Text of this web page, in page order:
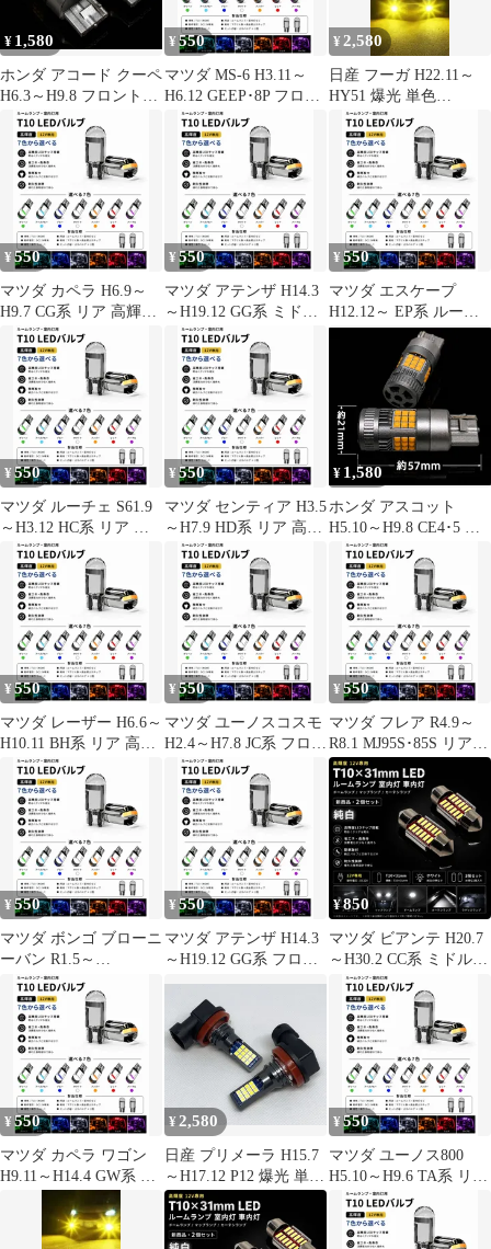
け 新品 送料込み Bタイ
プ
¥ 1,580
ホンダ アコード クーペ
H6.3～H9.8 フロント
CD7･8 爆光 T20 シング
ル/T20ピンチ部違い兼
用 アンバー LED ウイ
ンカー 冷却ファン搭載
ハイフラ防止抵抗内蔵
2個セット 車検対応
¥550
マツダ MS-6 H3.11～
H6.12 GEEP･8P フロン
ト 高輝度 T10 LED バ
ルブ 12V COBチップ搭
載 7色選択可 ルームラ
ンプ 室内灯 用 2個SET
新品
¥ 2,580
日産 フーガ H22.11～
HY51 爆光 単色
H8/H11/H16 LED フォ
グランプ バルブ 球 2個
SET 特注ハイパワー
LEDチップ搭載 ポン付
け 新品 送料込み Bタイ
¥550
マツダ カペラ H6.9～
H9.7 CG系 リア 高輝度
T10 LED バルブ 12V
COBチップ搭載 7色選
択可 ルームランプ 室内
灯 用 2個SET 新品
¥550
マツダ アテンザ H14.3
～H19.12 GG系 ミドル
高輝度 T10 LED バルブ
12V COBチップ搭載 7
色選択可 ルームランプ
室内灯 用 2個SET 新品
¥550
マツダ エスケープ
H12.12～ EP系 ルーフ
仕様 フロント 高輝度
T10 LED バルブ 12V
COBチップ搭載 7色選
択可 ルームランプ 室内
灯 用 2個SET 新品
¥550
マツダ ルーチェ S61.9
～H3.12 HC系 リア 高
輝度 T10 LED バルブ
12V COBチップ搭載 7
色選択可 ルームランプ
室内灯 用 2個SET 新品
¥550
マツダ センティア H3.5
～H7.9 HD系 リア 高輝
度 T10 LED バルブ 12V
COBチップ搭載 7色選
択可 ルームランプ 室内
灯 用 2個SET 新品
¥ 1,580
ホンダ アスコット
H5.10～H9.8 CE4･5 爆
光 T20 シングル/T20ピ
ンチ部違い兼用 アンバ
ー LED ウインカー 冷
却ファン搭載 ハイフラ
防止抵抗内蔵 2個セッ
ト 車検対応
¥550
マツダ レーザー H6.6～
H10.11 BH系 リア 高輝
度 T10 LED バルブ 12V
COBチップ搭載 7色選
択可 ルームランプ 室内
灯 用 2個SET 新品
¥550
マツダ ユーノスコスモ
H2.4～H7.8 JC系 フロン
ト 高輝度 T10 LED バ
ルブ 12V COBチップ搭
載 7色選択可 ルームラ
ンプ 室内灯 用 2個SET
新品
¥550
マツダ フレア R4.9～
R8.1 MJ95S･85S リア
高輝度 T10 LED バルブ
12V COBチップ搭載 7
色選択可 ルームランプ
室内灯 用 2個SET 新品
¥550
マツダ ボンゴ ブローニ
ーバン R1.5～
TRH200M、GDH206M
リア 高輝度 T10 LED
バルブ 12V COBチップ
搭載 7色選択可 ルーム
ランプ 室内灯 用 2個
SET 新品
¥550
マツダ アテンザ H14.3
～H19.12 GG系 フロン
ト 高輝度 T10 LED バ
ルブ 12V COBチップ搭
載 7色選択可 ルームラ
ンプ 室内灯 用 2個SET
新品
¥850
マツダ ビアンテ H20.7
～H30.2 CC系 ミドル
デコトラ屋 正規品 12V
高品質 純白 T10×31mm
T10-31mm LED ルーム
ランプ 室内灯 車内灯
ドームランプ マップラ
ンプ カーテシランプ 2
個SET 新品
¥550
マツダ カペラ ワゴン
H9.11～H14.4 GW系 フ
ロント 高輝度 T10 LED
バルブ 12V COBチップ
搭載 7色選択可 ルーム
¥2,580
日産 プリメーラ H15.7
～H17.12 P12 爆光 単色
H8/H11/H16 LED フォ
グランプ バルブ 球 2個
SET 特注ハイパワー
¥550
マツダ ユーノス800
H5.10～H9.6 TA系 リア
高輝度 T10 LED バルブ
12V COBチップ搭載 7
色選択可 ルームランプ